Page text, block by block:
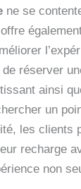
ne se
réserver
ainsi
un
les clients
recharge
non